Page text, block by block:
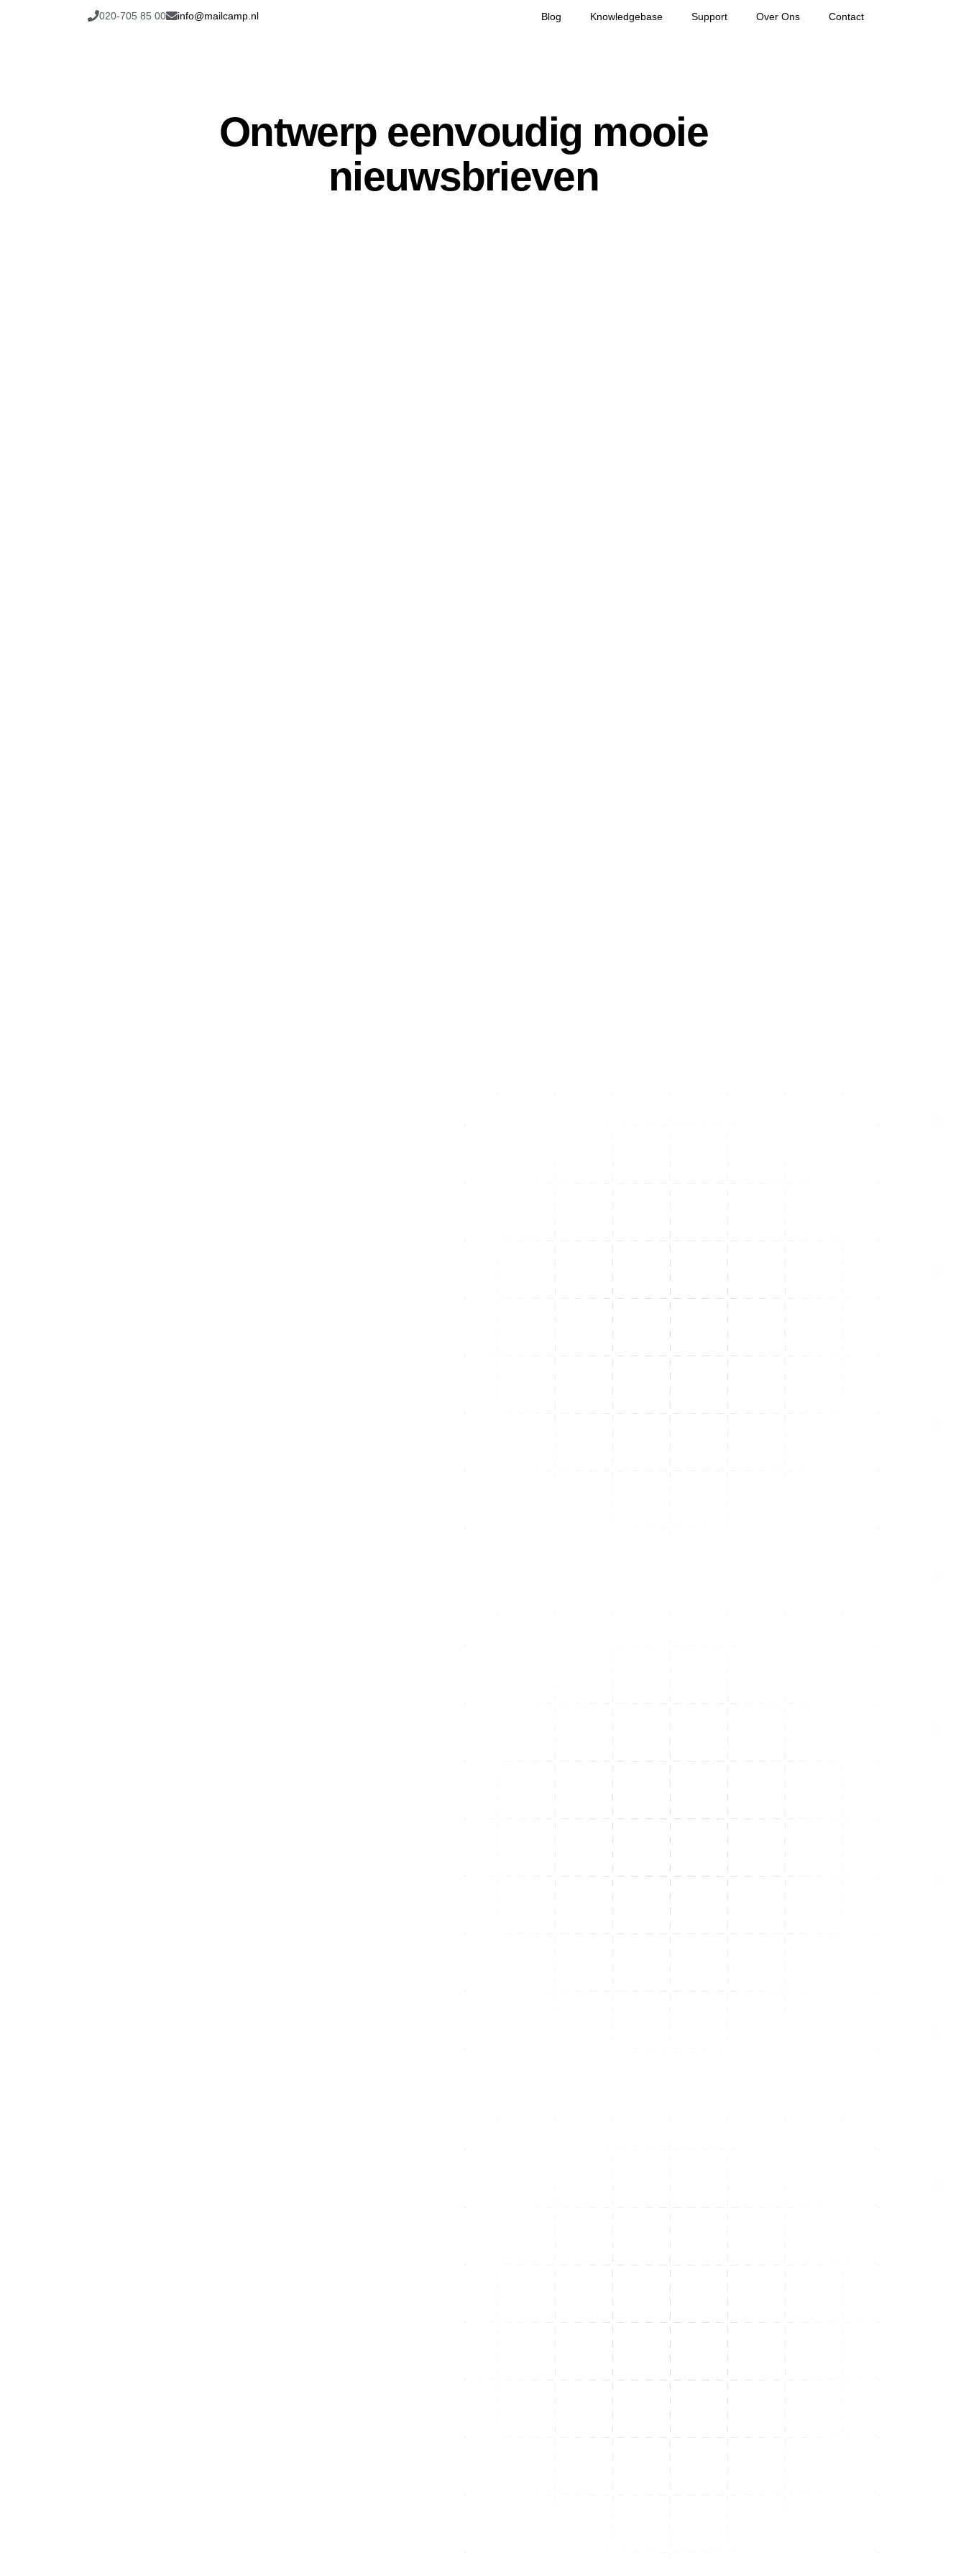
020-705 85 00 info@mailcamp.nl Blog Knowledgebase Support Over Ons Contact
Ontwerp eenvoudig mooie
nieuwsbrieven